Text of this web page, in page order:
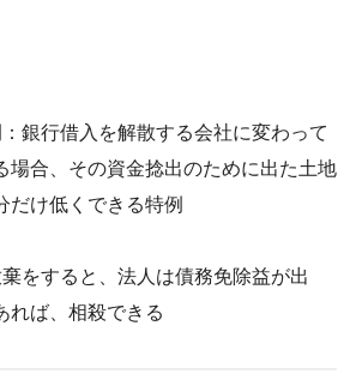
銀行借入を解散する会社に変わって
場合、その資金捻出のために出た土地
だけ低くできる特例
をすると、法人は債務免除益が出
れば、相殺できる